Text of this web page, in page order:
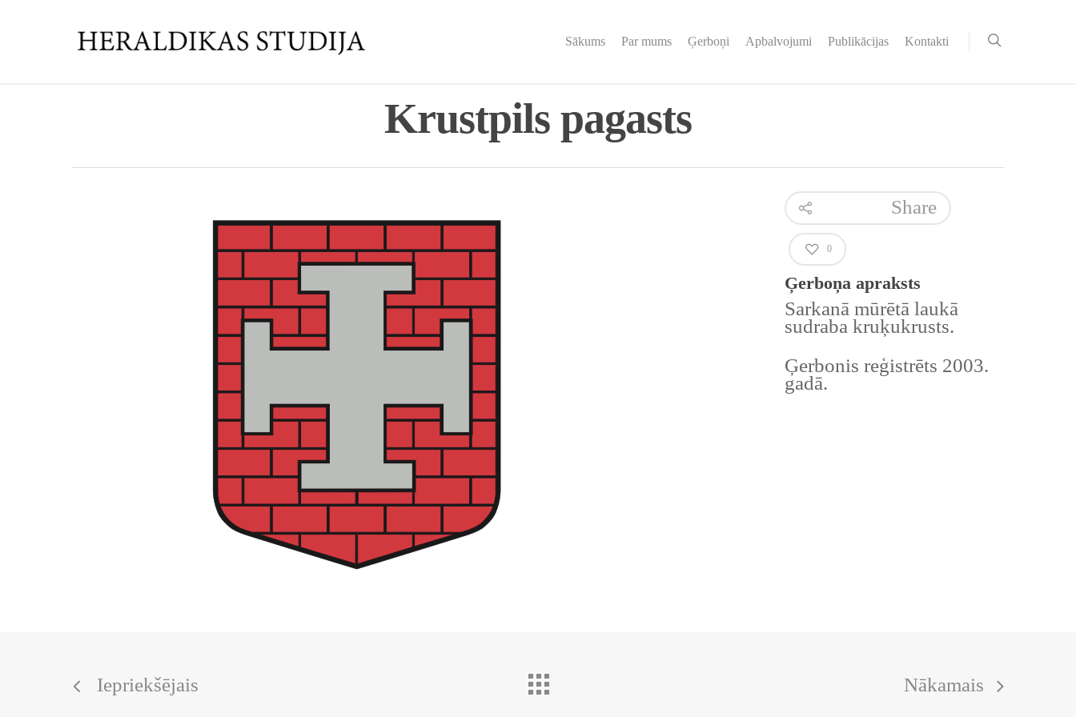
Sākums Par mums Ģerboņi Apbalvojumi Publikācijas Kontakti
Krustpils pagasts
Share
0
Ģerboņa apraksts
Sarkanā mūrētā laukā
sudraba kruķukrusts.
Ģerbonis reģistrēts 2003.
gadā.
Iepriekšējais Nākamais